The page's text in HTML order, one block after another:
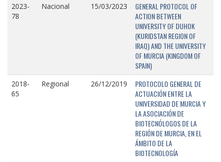
2023-
78
Nacional 15/03/2023
GENERAL PROTOCOL OF
ACTION BETWEEN
UNIVERSITY OF DUHOK
(KURIDSTAN REGION OF
IRAQ) AND THE UNIVERSITY
OF MURCIA (KINGDOM OF
SPAIN)
2018-
65
Regional 26/12/2019
PROTOCOLO GENERAL DE
ACTUACIÓN ENTRE LA
UNIVERSIDAD DE MURCIA Y
LA ASOCIACIÓN DE
BIOTECNÓLOGOS DE LA
REGIÓN DE MURCIA, EN EL
ÁMBITO DE LA
BIOTECNOLOGÍA